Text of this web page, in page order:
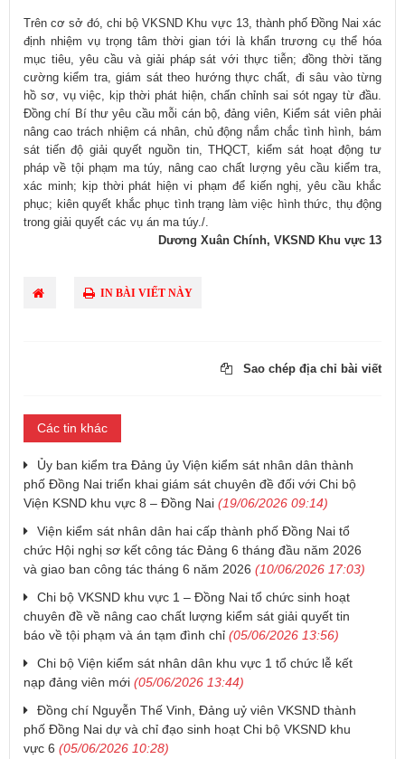
Trên cơ sở đó, chi bộ VKSND Khu vực 13, thành phố Đồng Nai xác
định nhiệm vụ trọng tâm thời gian tới là khẩn trương cụ thể hóa
mục tiêu, yêu cầu và giải pháp sát với thực tiễn; đồng thời tăng
cường kiểm tra, giám sát theo hướng thực chất, đi sâu vào từng
hồ sơ, vụ việc, kịp thời phát hiện, chấn chỉnh sai sót ngay từ đầu.
Đồng chí Bí thư yêu cầu mỗi cán bộ, đảng viên, Kiểm sát viên phải
nâng cao trách nhiệm cá nhân, chủ động nắm chắc tình hình, bám
sát tiến độ giải quyết nguồn tin, THQCT, kiểm sát hoạt động tư
pháp về tội phạm ma túy, nâng cao chất lượng yêu cầu kiểm tra,
xác minh; kịp thời phát hiện vi phạm để kiến nghị, yêu cầu khắc
phục; kiên quyết khắc phục tình trạng làm việc hình thức, thụ động
trong giải quyết các vụ án ma túy./.
Dương Xuân Chính, VKSND Khu vực 13
IN BÀI VIẾT NÀY
Sao chép địa chỉ bài viết
Các tin khác
Ủy ban kiểm tra Đảng ủy Viện kiểm sát nhân dân thành
phố Đồng Nai triển khai giám sát chuyên đề đối với Chi bộ
Viện KSND khu vực 8 – Đồng Nai (19/06/2026 09:14)
Viện kiểm sát nhân dân hai cấp thành phố Đồng Nai tổ
chức Hội nghị sơ kết công tác Đảng 6 tháng đầu năm 2026
và giao ban công tác tháng 6 năm 2026 (10/06/2026 17:03)
Chi bộ VKSND khu vực 1 – Đồng Nai tổ chức sinh hoạt
chuyên đề về nâng cao chất lượng kiểm sát giải quyết tin
báo về tội phạm và án tạm đình chỉ (05/06/2026 13:56)
Chi bộ Viện kiểm sát nhân dân khu vực 1 tổ chức lễ kết
nạp đảng viên mới (05/06/2026 13:44)
Đồng chí Nguyễn Thế Vinh, Đảng uỷ viên VKSND thành
phố Đồng Nai dự và chỉ đạo sinh hoạt Chi bộ VKSND khu
vực 6 (05/06/2026 10:28)